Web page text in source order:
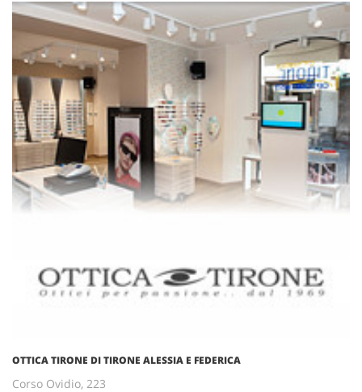
OTTICA TIRONE DI TIRONE ALESSIA E FEDERICA
Corso Ovidio, 223